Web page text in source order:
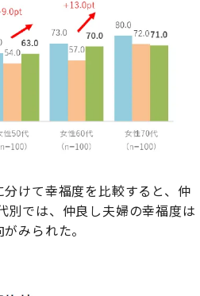
けて幸福度を比較すると、仲
別では、仲良し夫婦の幸福度は
みられた。